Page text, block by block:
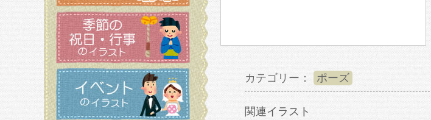
カテゴリー： ポーズ
関連イラスト